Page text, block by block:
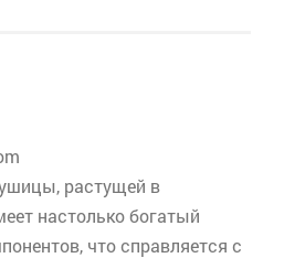
растущей в
настолько богатый
что справляется с